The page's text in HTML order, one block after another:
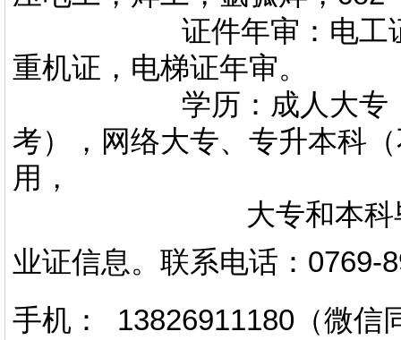
证件年审：电工证，
重机证，电梯证年审。
学历：成人大专，专
考），网络大专、专升本科
用，
大专和本科毕业证
业证信息。 联系电话 ： 0769-
手机： 13826911180（微信